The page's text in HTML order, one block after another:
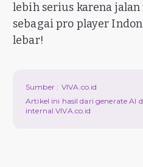
lebih serius karena
sebagai pro player
lebar!
Sumber : VIVA.co.id
Artikel ini hasil dari generate AI
internal VIVA.co.id